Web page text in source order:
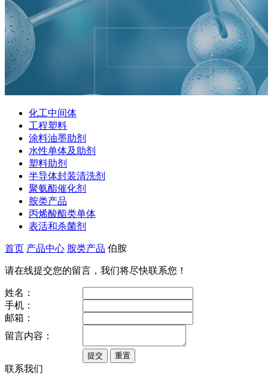
化工中间体
工程塑料
涂料油墨助剂
水性单体及助剂
塑料助剂
半导体封装清洗剂
聚氨酯催化剂
胺类产品
丙烯酸酯类单体
表活和杀菌剂
首页 产品中心 胺类产品 伯胺
请在线提交您的留言，我们将尽快联系您！
姓名：
手机：
邮箱：
留言内容：
联系我们